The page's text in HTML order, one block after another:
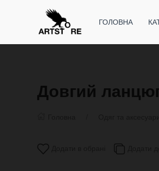
ГОЛОВНА
Довгий